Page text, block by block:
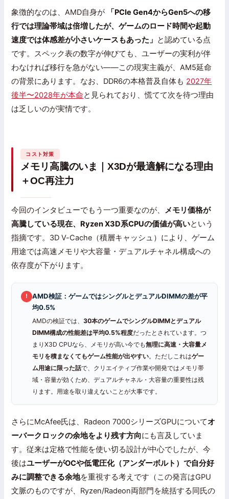
象徴的なのは、AMD自身が
「PCIe Gen4からGen5への移
行では理論帯域は倍増したが、ゲームのロード時間や起動
速度では体感差が小さいケースもあった」 と認めている点
です。スペック表の数字が伸びても、ユーザーの実利が伴
わなければ移行を急がない——この現実主義が、AM5延命
の背景にあります。なお、DDR6の本格普及自体も 2027年
後半〜2028年が本命と見られており、慌てて次を待つ理由
は乏しいのが実情です。
コスト対策
メモリ高騰のいま｜X3Dが最適解になる理由
＋OC再注力
今回のインタビューでもう一つ重要なのが、 メモリ価格が
高騰している現在、Ryzen X3D系CPUの価値が高いという
指摘です。3D V-Cache（積層キャッシュ）により、ゲーム
用途では高速メモリや大容量・デュアルチャネル構成への
依存度が下がります。
!
AMD検証：ゲームではシングルとデュアルDIMMの差が平
均0.5%
AMDの検証では、30本のゲームでシングルDIMMとデュアル
DIMM構成の性能差は平均0.5%程度だったとされています。つ
まりX3D CPUなら、メモリが高い今でも無理に高速・大容量メ
モリを積まなくてもゲーム性能が出やすい。ただしこれはゲー
ム用途に限った話で、クリエイティブ作業や開発ではメモリ帯
域・容量が効くため、デュアルチャネル・大容量の重要性は残
ります。用途を取り違えないことが大事です。
さらにMcAfee氏は、Radeon 7000シリーズGPUについてオ
ーバークロックの余地をより残す方向にも言及していま
す。従来は定格で性能を使い切る設計が中心でしたが、今
後はユーザーがOCや低電圧化（アンダーボルト）で自分好
みに調整できる余地を重視する考えです（この発言はGPU
文脈のものですが、Ryzen/Radeon両部門を統括する同氏の